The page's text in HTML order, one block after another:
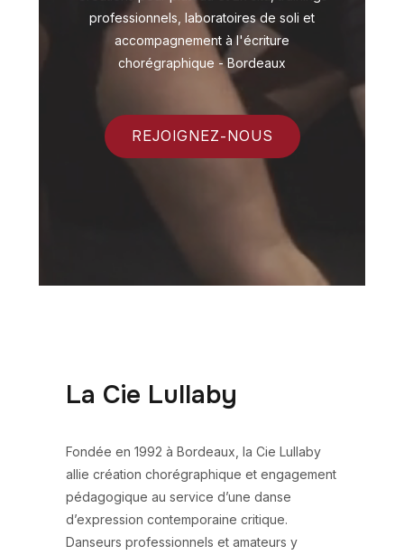
professionnels, laboratoires de soli et
accompagnement à l'écriture
chorégraphique - Bordeaux
REJOIGNEZ-NOUS
La Cie Lullaby
Fondée en 1992 à Bordeaux, la Cie Lullaby
allie création chorégraphique et engagement
pédagogique au service d’une danse
d’expression contemporaine critique.
Danseurs professionnels et amateurs y